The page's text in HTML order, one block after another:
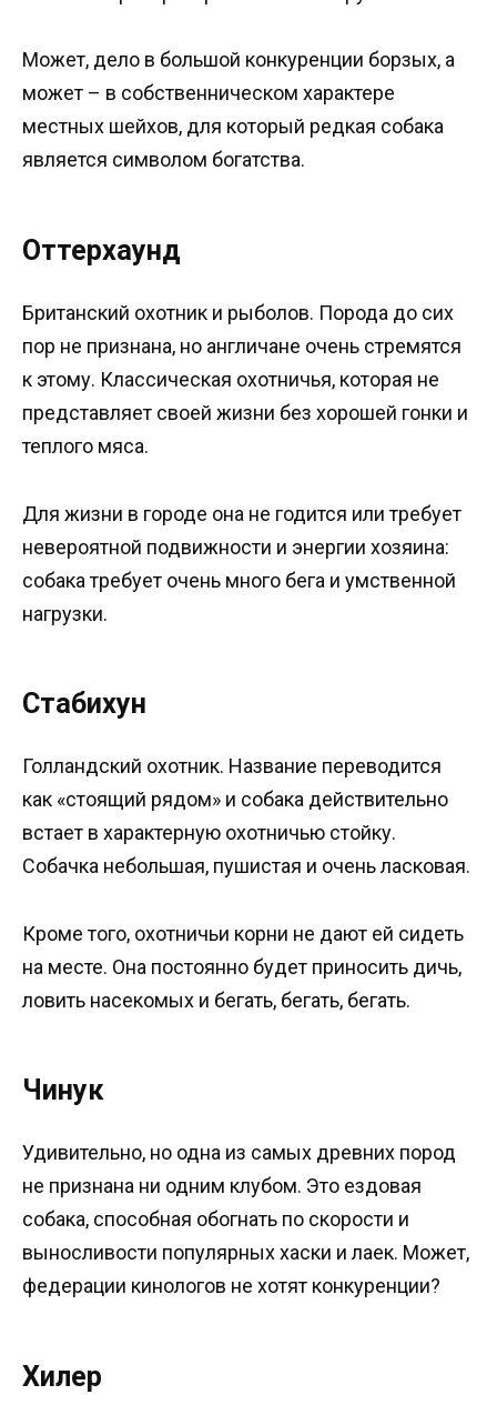
Может, дело в большой конкуренции борзых, а
может – в собственническом характере
местных шейхов, для который редкая собака
является символом богатства.
Оттерхаунд
Британский охотник и рыболов. Порода до сих
пор не признана, но англичане очень стремятся
к этому. Классическая охотничья, которая не
представляет своей жизни без хорошей гонки и
теплого мяса.
Для жизни в городе она не годится или требует
невероятной подвижности и энергии хозяина:
собака требует очень много бега и умственной
нагрузки.
Стабихун
Голландский охотник. Название переводится
как «стоящий рядом» и собака действительно
встает в характерную охотничью стойку.
Собачка небольшая, пушистая и очень ласковая.
Кроме того, охотничьи корни не дают ей сидеть
на месте. Она постоянно будет приносить дичь,
ловить насекомых и бегать, бегать, бегать.
Чинук
Удивительно, но одна из самых древних пород
не признана ни одним клубом. Это ездовая
собака, способная обогнать по скорости и
выносливости популярных хаски и лаек. Может,
федерации кинологов не хотят конкуренции?
Хилер